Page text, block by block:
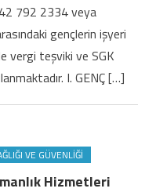
Açma
Danışmanlığımız
Başladı!
792 2334 veya
gençlerin işyeri
vergi teşviki ve SGK
I. GENÇ […]
VE GÜVENLIĞI
Hizmetleri